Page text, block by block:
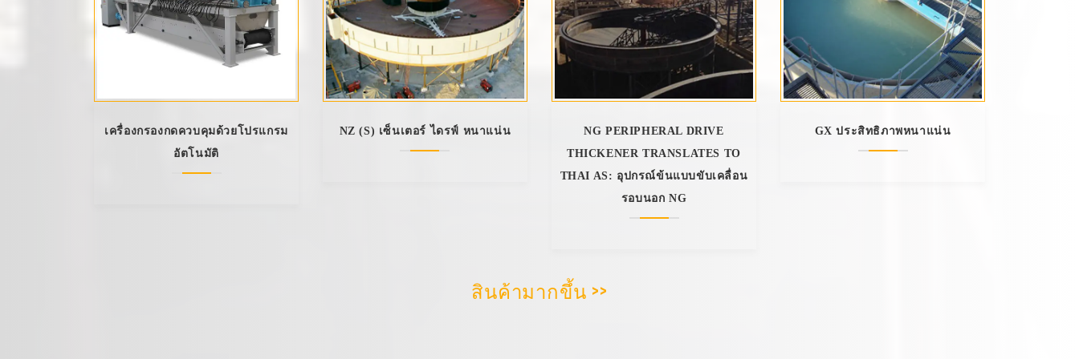
เครื่องกรองกดควบคุมด้วยโปรแกรม
อัตโนมัติ
NZ (S) เซ็นเตอร์ ไดรฟ์ หนาแน่น
NG PERIPHERAL DRIVE
THICKENER TRANSLATES TO
THAI AS: อุปกรณ์ข้นแบบขับเคลื่อน
รอบนอก NG
GX ประสิทธิภาพหนาแน่น
สินค้ามากขึ้น >>